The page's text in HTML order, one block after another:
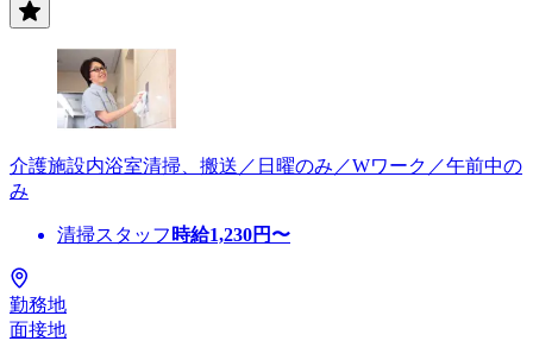
介護施設内浴室清掃、搬送／日曜のみ／Wワーク／午前中の
み
清掃スタッフ 時給1,230円〜
勤務地
面接地